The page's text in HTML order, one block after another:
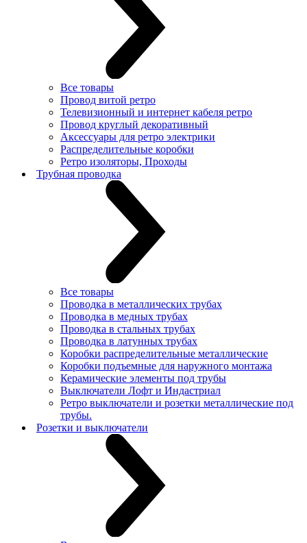
Все товары
Провод витой ретро
Телевизионный и интернет кабеля ретро
Провод круглый декоративный
Аксессуары для ретро электрики
Распределительные коробки
Ретро изоляторы, Проходы
Трубная проводка
Все товары
Проводка в металлических трубах
Проводка в медных трубах
Проводка в стальных трубах
Проводка в латунных трубах
Коробки распределительные металлические
Коробки подъемные для наружного монтажа
Керамические элементы под трубы
Выключатели Лофт и Индастриал
Ретро выключатели и розетки металлические под
трубы.
Розетки и выключатели